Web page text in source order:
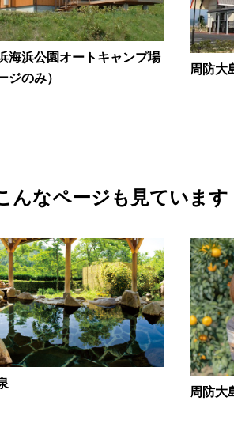
海浜公園オートキャンプ場
ジのみ）
周防大
んなページも見ています
周防大